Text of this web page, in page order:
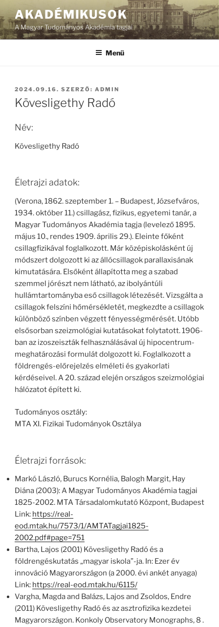
AKADÉMIKUSOK
A Magyar Tudományos Akadémia tagjai
Menü
BEKÜLDVE:
2024.09.16. SZERZŐ: ADMIN
Kövesligethy Radó
Név:
Kövesligethy Radó
Életrajzi adatok:
(Verona, 1862. szeptember 1. – Budapest, Józsefváros,
1934. október 11.) csillagász, fizikus, egyetemi tanár, a
Magyar Tudományos Akadémia tagja (levelező 1895.
május 10., rendes 1909. április 29.). Eleinte főként
csillagfizikával foglalkozott. Már középiskolásként új
módszert dolgozott ki az állócsillagok parallaxisának
kimutatására. Elsőként állapította meg a szabad
szemmel jórészt nem látható, az ibolyántúli
hullámtartományba eső csillagok létezését. Vizsgálta a
csillagok felszíni hőmérsékletét, megkezdte a csillagok
különböző színben végzett fényességmérését. Utóbb
elsősorban szeizmológiai kutatásokat folytatott. 1906-
ban az izoszeiszták felhasználásával új hipocentrum-
meghatározási formulát dolgozott ki. Foglalkozott a
földrengés-előrejelzés elméleti és gyakorlati
kérdéseivel. A 20. század elején országos szeizmológiai
hálózatot épített ki.
Tudományos osztály:
MTA XI. Fizikai Tudományok Osztálya
Életrajzi források:
Markó László, Burucs Kornélia, Balogh Margit, Hay
Diána (2003): A Magyar Tudományos Akadémia tagjai
1825-2002. MTA Társadalomkutató Központ, Budapest
Link: https://real-
eod.mtak.hu/7573/1/AMTATagjai1825-
2002.pdf#page=751
Bartha, Lajos (2001) Kövesligethy Radó és a
földrengéskutatás „magyar iskola”-ja. In: Ezer év
innováció Magyarországon (a 2000. évi ankét anyaga)
Link: https://real-eod.mtak.hu/6115/
Vargha, Magda and Balázs, Lajos and Zsoldos, Endre
(2011) Kövesligethy Radó és az asztrofizika kezdetei
Magyarországon. Konkoly Observatory Monographs, 8 .